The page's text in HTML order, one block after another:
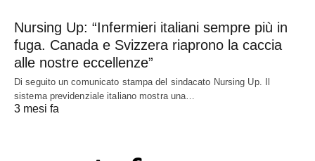
Nursing Up: “Infermieri italiani sempre più in
fuga. Canada e Svizzera riaprono la caccia
alle nostre eccellenze”
Di seguito un comunicato stampa del sindacato Nursing Up. Il
sistema previdenziale italiano mostra una…
3 mesi fa